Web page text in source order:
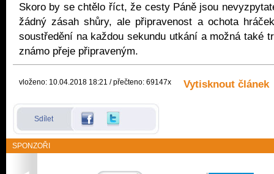
Skoro by se chtělo říct, že cesty Páně jsou
žádný zásah shůry, ale připravenost a ochota
soustředění na každou sekundu utkání a možná také
známo přeje připraveným.
vloženo: 10.04.2018 18:21 / přečteno: 69147x Vytisknout článek
Sdílet
SPONZOŘI